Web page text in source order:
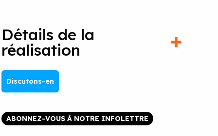
Détails de la
réalisation
Discutons-en
ABONNEZ-VOUS À NOTRE INFOLETTRE